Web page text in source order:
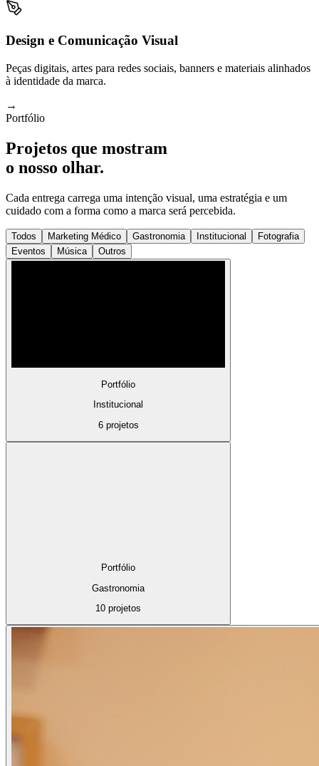
Design e Comunicação Visual
Peças digitais, artes para redes sociais, banners e materiais alinhados
à identidade da marca.
→
Portfólio
Projetos que mostram
o nosso olhar.
Cada entrega carrega uma intenção visual, uma estratégia e um
cuidado com a forma como a marca será percebida.
Todos Marketing Médico Gastronomia Institucional
Fotografia
Eventos
Música Outros
Portfólio
Institucional
6 projetos
Portfólio
Gastronomia
10 projetos